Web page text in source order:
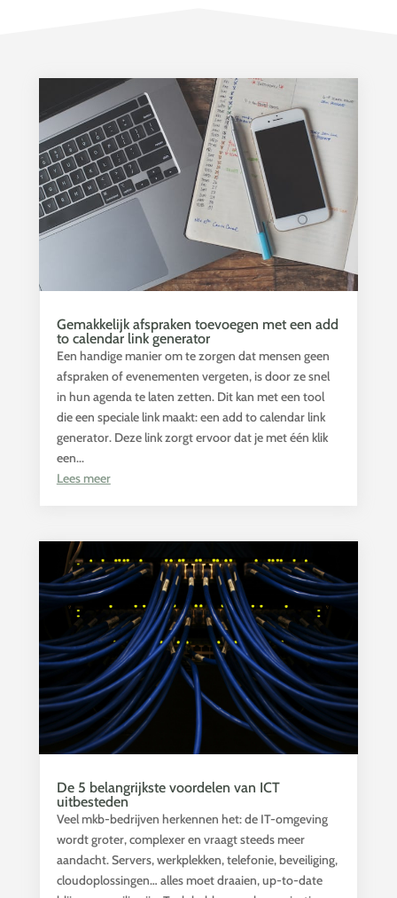
Gemakkelijk afspraken toevoegen met een add
to calendar link generator
Een handige manier om te zorgen dat mensen geen
afspraken of evenementen vergeten, is door ze snel
in hun agenda te laten zetten. Dit kan met een tool
die een speciale link maakt: een add to calendar link
generator. Deze link zorgt ervoor dat je met één klik
een...
Lees meer
De 5 belangrijkste voordelen van ICT
uitbesteden
Veel mkb-bedrijven herkennen het: de IT-omgeving
wordt groter, complexer en vraagt steeds meer
aandacht. Servers, werkplekken, telefonie, beveiliging,
cloudoplossingen… alles moet draaien, up-to-date